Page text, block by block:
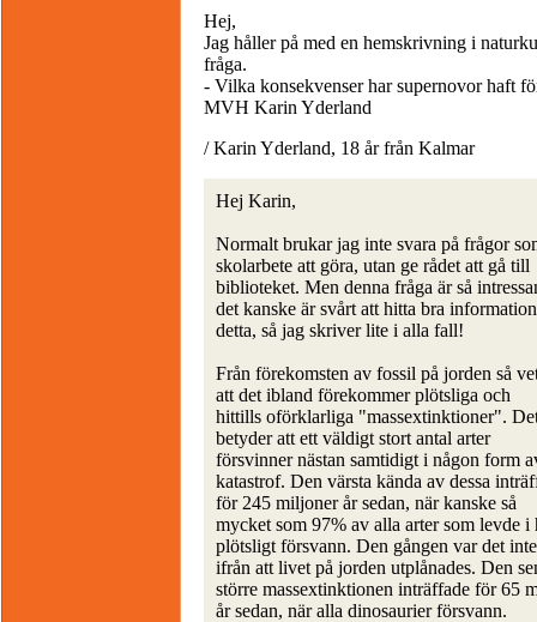
Hej,
Jag håller på med en hemskrivning i
fråga.
- Vilka konsekvenser har supernovor haft
MVH Karin Yderland
/ Karin Yderland, 18 år från Kalmar
Hej Karin,
Normalt brukar jag inte svara på frågor
skolarbete att göra, utan ge rådet att gå till
biblioteket. Men denna fråga är så
det kanske är svårt att hitta bra
detta, så jag skriver lite i alla fall!
Från förekomsten av fossil på jorden så
att det ibland förekommer plötsliga och
hittills oförklarliga "massextinktioner".
betyder att ett väldigt stort antal arter
försvinner nästan samtidigt i någon form
katastrof. Den värsta kända av dessa
för 245 miljoner år sedan, när kanske så
mycket som 97% av alla arter som levde i
plötsligt försvann. Den gången var det
ifrån att livet på jorden utplånades. Den
större massextinktionen inträffade för 65
år sedan, när alla dinosaurier försvann.